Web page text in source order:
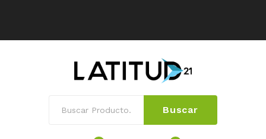
Buscar